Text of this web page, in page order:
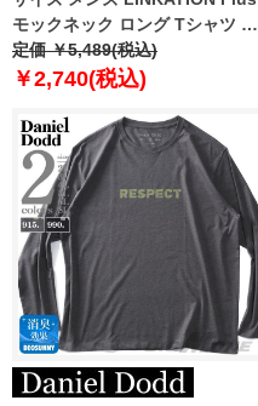
モックネック ロング Tシャツ ア
スレジャー スポーツウェア la-
t220421
定価 ￥5,489(税込)
￥2,740(税込)